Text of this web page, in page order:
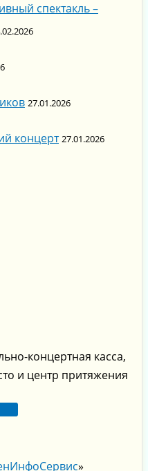
спектакль –
27.01.2026
концерт 27.01.2026
концертная касса,
и центр притяжения
»